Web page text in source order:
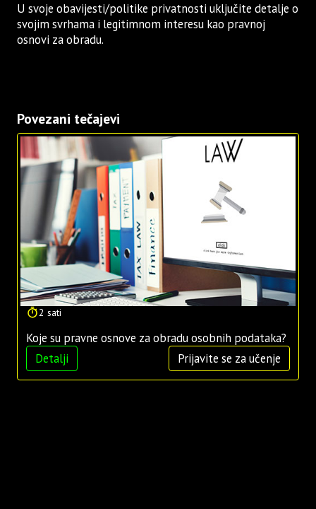
U svoje obavijesti/politike privatnosti uključite detalje o
svojim svrhama i legitimnom interesu kao pravnoj
osnovi za obradu.
Povezani tečajevi
2 sati
Koje su pravne osnove za obradu osobnih podataka?
Detalji
Prijavite se za učenje